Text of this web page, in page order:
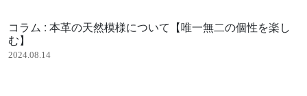
コラム : 本革の天然模様について【唯一無二の個性を楽し
む】
2024.08.14